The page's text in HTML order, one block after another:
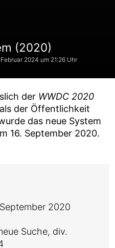
(2020)
2024 um 21:26 Uhr
der WWDC 2020
der Öffentlichkeit
das neue System
16. September 2020.
2020
Suche, div.